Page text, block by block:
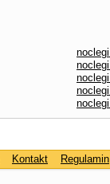
Kontakt Regulamin